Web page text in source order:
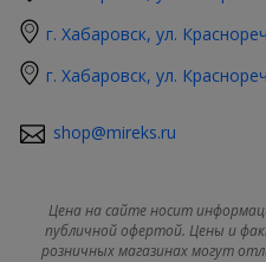
г. Хабаровск, ул.
г. Хабаровск, ул.
shop@mireks.ru
Цена на сайте носит
публичной офертой. Цены и
розничных магазинах могут